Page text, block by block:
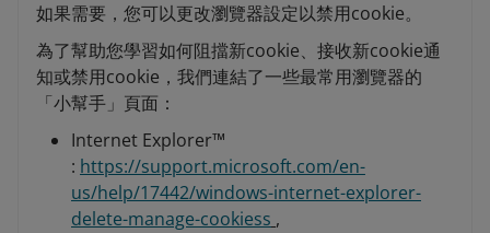
如果需要，您可以更改瀏覽器設定以禁用cookie。
為了幫助您學習如何阻擋新cookie、接收新cookie通
知或禁用cookie，我們連結了一些最常用瀏覽器的
「小幫手」頁面：
Internet Explorer™
: https://support.microsoft.com/en-
us/help/17442/windows-internet-explorer-
delete-manage-cookiess ,